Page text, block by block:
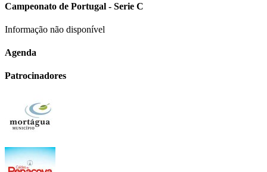
Campeonato de Portugal - Serie C
Informação não disponível
Agenda
Patrocinadores